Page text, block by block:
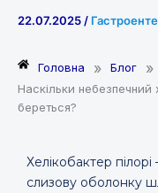
22.07.2025 /
Головна » Блог »
Наскільки небезпечний
береться?
Хелікобактер
слизову оболонку